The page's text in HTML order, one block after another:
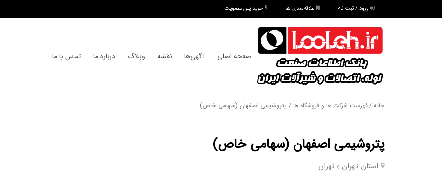
ورود / ثبت نام علاقه‌مندی ها خرید پلن عضویت
صفحه اصلی آگهی‌ها نقشه وبلاگ درباره ما تماس با ما
خانه / فهرست شرکت ها و فروشگاه ها / پتروشیمی اصفهان (سهامی خاص)
پتروشیمی اصفهان (سهامی خاص)
استان تهران تهران